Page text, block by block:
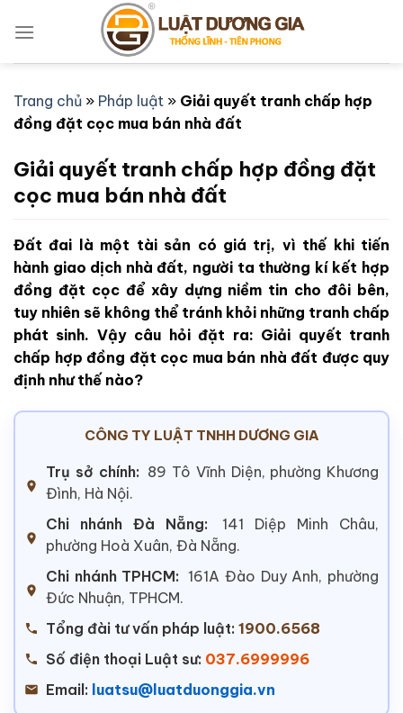
qua
Trang chủ » Pháp luật » Giải quyết tranh chấp hợp
đồng đặt cọc mua bán nhà đất
Giải quyết tranh chấp hợp đồng đặt
cọc mua bán nhà đất
Đất đai là một tài sản có giá trị, vì thế khi tiến
hành giao dịch nhà đất, người ta thường kí kết hợp
đồng đặt cọc để xây dựng niềm tin cho đôi bên,
tuy nhiên sẽ không thể tránh khỏi những tranh chấp
phát sinh. Vậy câu hỏi đặt ra: Giải quyết tranh
chấp hợp đồng đặt cọc mua bán nhà đất được quy
định như thế nào?
CÔNG TY LUẬT TNHH DƯƠNG GIA
Trụ sở chính: 89 Tô Vĩnh Diện, phường Khương
Đình, Hà Nội.
Chi nhánh Đà Nẵng:
141 Diệp Minh Châu,
phường Hoà Xuân, Đà Nẵng.
Chi nhánh TPHCM: 161A Đào Duy Anh, phường
Đức Nhuận, TPHCM.
Tổng đài tư vấn pháp luật: 1900.6568
Số điện thoại Luật sư: 037.6999996
Email: luatsu@luatduonggia.vn